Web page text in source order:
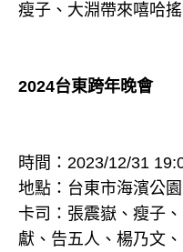
瘦子、大淵帶來嘻哈搖
2024台東跨年晚會
時間：2023/12/31
地點：台東市海濱公
卡司：張震嶽、瘦子
獻、告五人、楊乃文